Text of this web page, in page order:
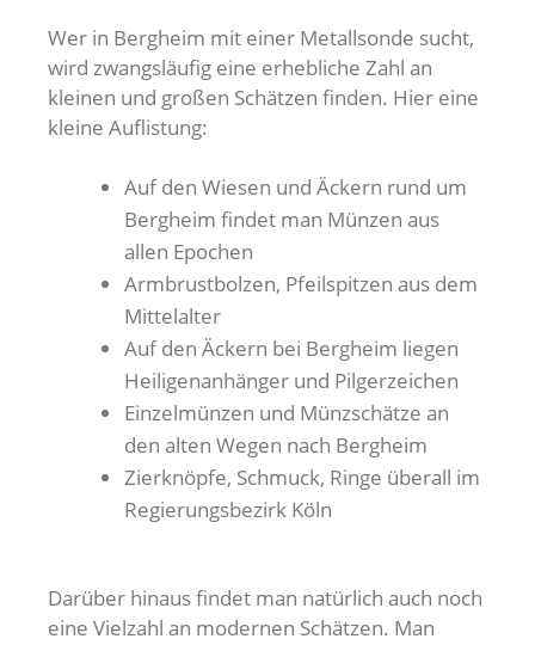
Wer in Bergheim mit einer Metallsonde sucht,
wird zwangsläufig eine erhebliche Zahl an
kleinen und großen Schätzen finden. Hier eine
kleine Auflistung:
Auf den Wiesen und Äckern rund um
Bergheim findet man Münzen aus
allen Epochen
Armbrustbolzen, Pfeilspitzen aus dem
Mittelalter
Auf den Äckern bei Bergheim liegen
Heiligenanhänger und Pilgerzeichen
Einzelmünzen und Münzschätze an
den alten Wegen nach Bergheim
Zierknöpfe, Schmuck, Ringe überall im
Regierungsbezirk Köln
Darüber hinaus findet man natürlich auch noch
eine Vielzahl an modernen Schätzen. Man